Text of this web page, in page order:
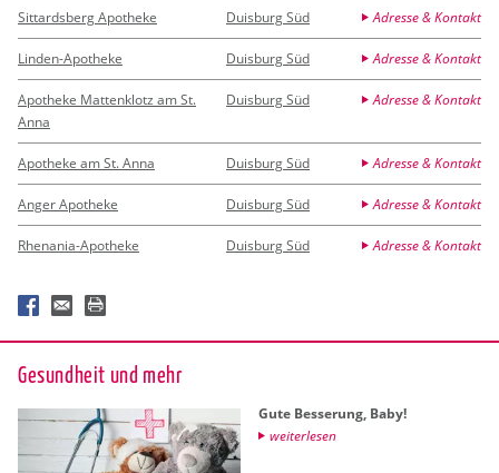
Sittardsberg Apotheke Duisburg Süd Adresse & Kontakt
Linden-Apotheke Duisburg Süd Adresse & Kontakt
Apotheke Mattenklotz am St.
Anna
Duisburg Süd Adresse & Kontakt
Apotheke am St. Anna Duisburg Süd Adresse & Kontakt
Anger Apotheke Duisburg Süd Adresse & Kontakt
Rhenania-Apotheke Duisburg Süd Adresse & Kontakt
Ge­sund­heit und mehr
Gute Bes­se­rung, Baby!
wei­ter­le­sen